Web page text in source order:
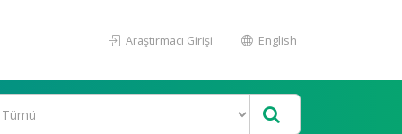
Araştırmacı Girişi English